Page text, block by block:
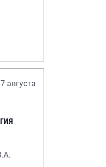
августа